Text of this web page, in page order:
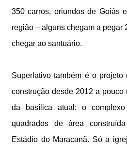
350 carros, oriundos de Goiás
região – alguns chegam a pegar
chegar ao santuário.
Superlativo também é o projeto
construção desde 2012 a pouco
da basílica atual: o
quadrados de área
Estádio do Maracanã. Só a